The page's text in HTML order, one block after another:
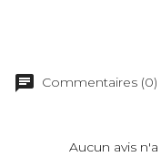
Commentaires (0)
Aucun avis